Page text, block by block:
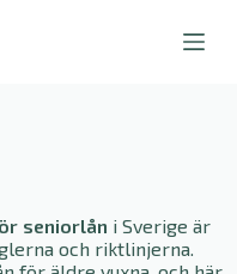
seniorlån i Sverige är
och riktlinjerna.